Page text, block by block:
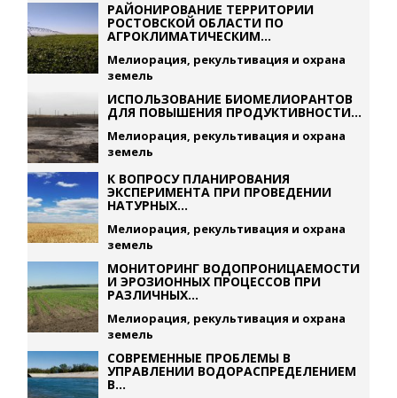
РАЙОНИРОВАНИЕ ТЕРРИТОРИИ
РОСТОВСКОЙ ОБЛАСТИ ПО
АГРОКЛИМАТИЧЕСКИМ...
Мелиорация, рекультивация и охрана
земель
ИСПОЛЬЗОВАНИЕ БИОМЕЛИОРАНТОВ
ДЛЯ ПОВЫШЕНИЯ ПРОДУКТИВНОСТИ...
Мелиорация, рекультивация и охрана
земель
К ВОПРОСУ ПЛАНИРОВАНИЯ
ЭКСПЕРИМЕНТА ПРИ ПРОВЕДЕНИИ
НАТУРНЫХ...
Мелиорация, рекультивация и охрана
земель
МОНИТОРИНГ ВОДОПРОНИЦАЕМОСТИ
И ЭРОЗИОННЫХ ПРОЦЕССОВ ПРИ
РАЗЛИЧНЫХ...
Мелиорация, рекультивация и охрана
земель
СОВРЕМЕННЫЕ ПРОБЛЕМЫ В
УПРАВЛЕНИИ ВОДОРАСПРЕДЕЛЕНИЕМ
В...